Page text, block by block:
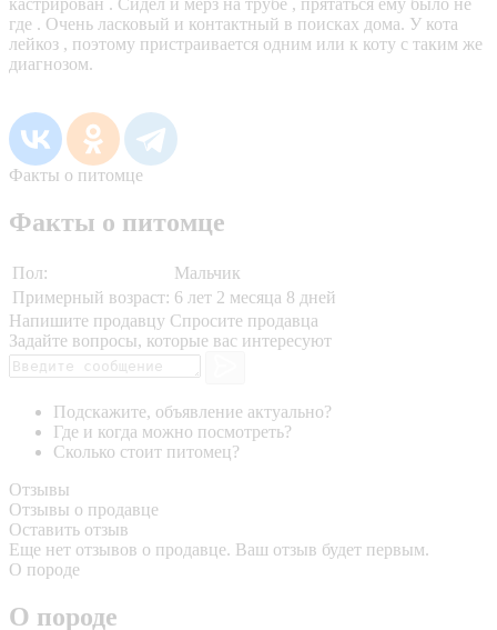
где . Очень ласковый и контактный в поисках дома. У кота
лейкоз , поэтому пристраивается одним или к коту с таким же
диагнозом.
Факты о питомце
Факты о питомце
Пол:
Мальчик
Примерный возраст: 6 лет 2 месяца 8 дней
Напишите продавцу Спросите продавца
Задайте вопросы, которые вас интересуют
Подскажите, объявление актуально?
Где и когда можно посмотреть?
Сколько стоит питомец?
Отзывы
Отзывы о продавце
Оставить отзыв
Еще нет отзывов о продавце. Ваш отзыв будет первым.
О породе
О породе